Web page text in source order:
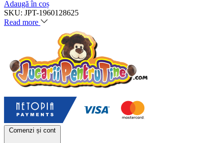
Adaugă în coș
SKU: JPT-1960128625
Read more
Comenzi și cont